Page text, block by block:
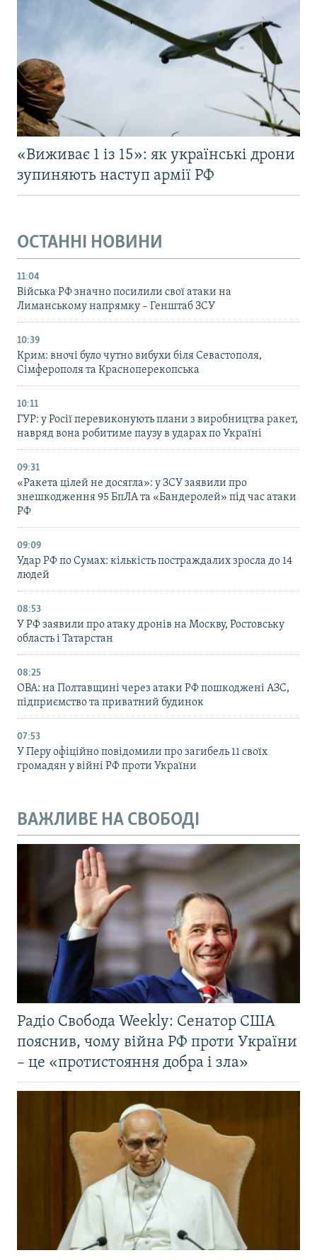
«Виживає 1 із 15»: як українські дрони
зупиняють наступ армії РФ
ОСТАННІ НОВИНИ
11:04
Війська РФ значно посилили свої атаки на
Лиманському напрямку – Генштаб ЗСУ
10:39
Крим: вночі було чутно вибухи біля Севастополя,
Сімферополя та Красноперекопська
10:11
ГУР: у Росії перевиконують плани з виробництва ракет,
навряд вона робитиме паузу в ударах по Україні
09:31
«Ракета цілей не досягла»: у ЗСУ заявили про
знешкодження 95 БпЛА та «Бандеролей» під час атаки
РФ
09:09
Удар РФ по Сумах: кількість постраждалих зросла до 14
людей
08:53
У РФ заявили про атаку дронів на Москву, Ростовську
область і Татарстан
08:25
ОВА: на Полтавщині через атаки РФ пошкоджені АЗС,
підприємство та приватний будинок
07:53
У Перу офіційно повідомили про загибель 11 своїх
громадян у війні РФ проти України
ВАЖЛИВЕ НА СВОБОДІ
Радіо Свобода Weekly: Сенатор США
пояснив, чому війна РФ проти України
– це «протистояння добра і зла»